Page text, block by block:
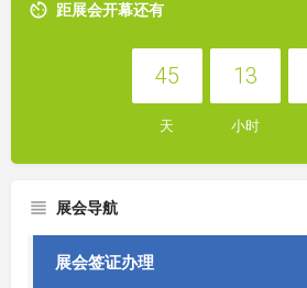
距展会开幕还有
45
天
13
小时
展会导航
展会签证办理